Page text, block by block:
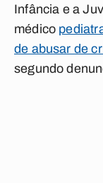
Infância e a
médico
de abusar de
segundo